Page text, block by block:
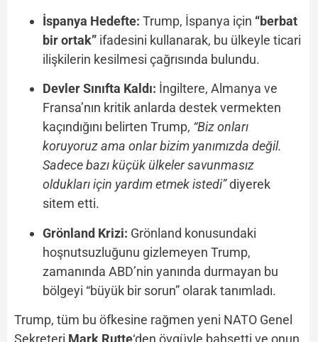
İspanya Hedefte: Trump, İspanya için “berbat
bir ortak” ifadesini kullanarak, bu ülkeyle ticari
ilişkilerin kesilmesi çağrısında bulundu.
Devler Sınıfta Kaldı: İngiltere, Almanya ve
Fransa’nın kritik anlarda destek vermekten
kaçındığını belirten Trump, “Biz onları
koruyoruz ama onlar bizim yanımızda değil.
Sadece bazı küçük ülkeler savunmasız
oldukları için yardım etmek istedi”diyerek
sitem etti.
Grönland Krizi: Grönland konusundaki
hoşnutsuzluğunu gizlemeyen Trump,
zamanında ABD’nin yanında durmayan bu
bölgeyi “büyük bir sorun” olarak tanımladı.
Trump, tüm bu öfkesine rağmen yeni NATO Genel
Sekreteri Mark Rutte‘den övgüyle bahsetti ve onun